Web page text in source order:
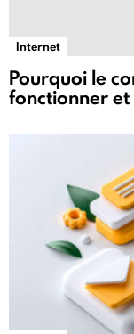
Internet
Pourquoi le
fonctionner et